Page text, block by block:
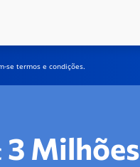
se termos e condições.
3 Milhões